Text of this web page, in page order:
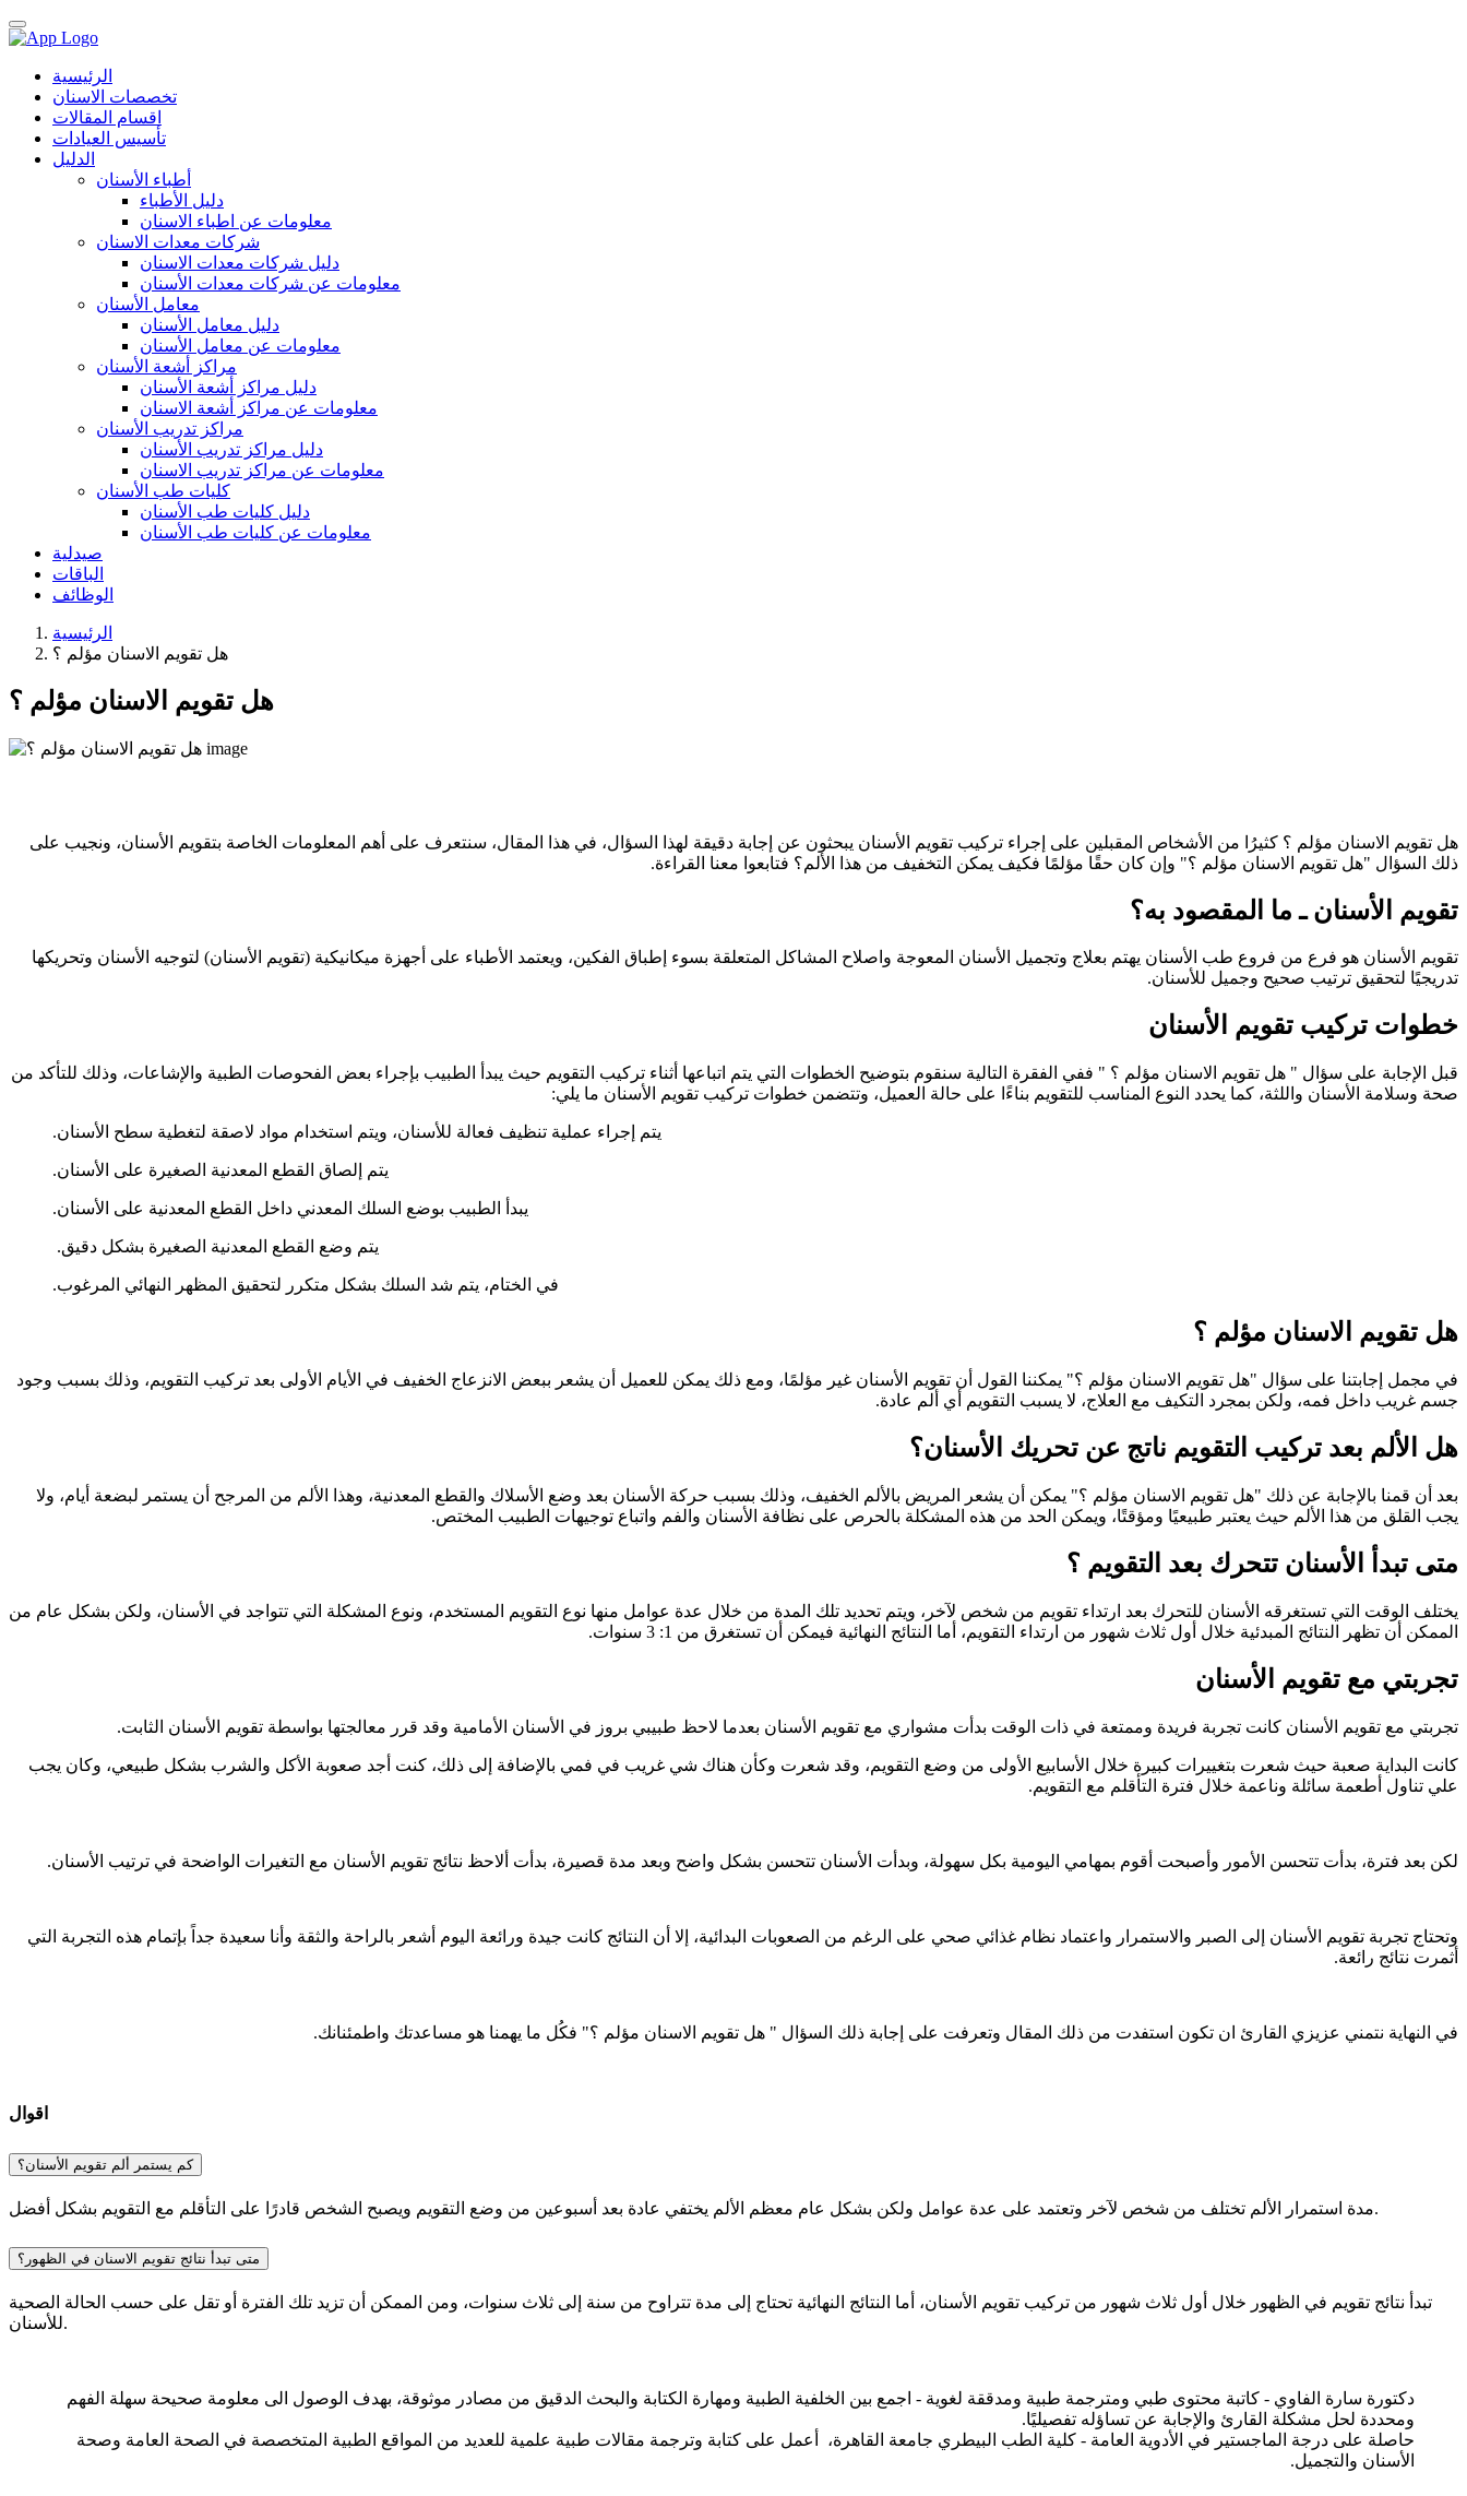
الرئيسية
تخصصات الاسنان
اقسام المقالات
تأسيس العيادات
الدليل
أطباء الأسنان
دليل الأطباء
معلومات عن اطباء الاسنان
شركات معدات الاسنان
دليل شركات معدات الاسنان
معلومات عن شركات معدات الأسنان
معامل الأسنان
دليل معامل الأسنان
معلومات عن معامل الأسنان
مراكز أشعة الأسنان
دليل مراكز أشعة الأسنان
معلومات عن مراكز أشعة الاسنان
مراكز تدريب الأسنان
دليل مراكز تدريب الأسنان
معلومات عن مراكز تدريب الاسنان
كليات طب الأسنان
دليل كليات طب الأسنان
معلومات عن كليات طب الأسنان
صيدلية
الباقات
الوظائف
الرئيسية
هل تقويم الاسنان مؤلم ؟
هل تقويم الاسنان مؤلم ؟
هل تقويم الاسنان مؤلم ؟ كثيرُا من الأشخاص المقبلين على إجراء تركيب تقويم الأسنان يبحثون عن إجابة دقيقة لهذا السؤال، في هذا المقال، سنتعرف على أهم المعلومات الخاصة بتقويم الأسنان، ونجيب على
ذلك السؤال "هل تقويم الاسنان مؤلم ؟" وإن كان حقًا مؤلمًا فكيف يمكن التخفيف من هذا الألم؟ فتابعوا معنا القراءة.
تقويم الأسنان ـ ما المقصود به؟
تقويم الأسنان هو فرع من فروع طب الأسنان يهتم بعلاج وتجميل الأسنان المعوجة واصلاح المشاكل المتعلقة بسوء إطباق الفكين، ويعتمد الأطباء على أجهزة ميكانيكية (تقويم الأسنان) لتوجيه الأسنان وتحريكها
تدريجيًا لتحقيق ترتيب صحيح وجميل للأسنان.
خطوات تركيب تقويم الأسنان
قبل الإجابة على سؤال " هل تقويم الاسنان مؤلم ؟ " ففي الفقرة التالية سنقوم بتوضيح الخطوات التي يتم اتباعها أثناء تركيب التقويم حيث يبدأ الطبيب بإجراء بعض الفحوصات الطبية والإشاعات، وذلك للتأكد من
صحة وسلامة الأسنان واللثة، كما يحدد النوع المناسب للتقويم بناءًا على حالة العميل، وتتضمن خطوات تركيب تقويم الأسنان ما يلي:
يتم إجراء عملية تنظيف فعالة للأسنان، ويتم استخدام مواد لاصقة لتغطية سطح الأسنان.
يتم إلصاق القطع المعدنية الصغيرة على الأسنان.
يبدأ الطبيب بوضع السلك المعدني داخل القطع المعدنية على الأسنان.
يتم وضع القطع المعدنية الصغيرة بشكل دقيق.
في الختام، يتم شد السلك بشكل متكرر لتحقيق المظهر النهائي المرغوب.
هل تقويم الاسنان مؤلم ؟
في مجمل إجابتنا على سؤال "هل تقويم الاسنان مؤلم ؟" يمكننا القول أن تقويم الأسنان غير مؤلمًا، ومع ذلك يمكن للعميل أن يشعر ببعض الانزعاج الخفيف في الأيام الأولى بعد تركيب التقويم، وذلك بسبب وجود
جسم غريب داخل فمه، ولكن بمجرد التكيف مع العلاج، لا يسبب التقويم أي ألم عادة.
هل الألم بعد تركيب التقويم ناتج عن تحريك الأسنان؟
بعد أن قمنا بالإجابة عن ذلك "هل تقويم الاسنان مؤلم ؟" يمكن أن يشعر المريض بالألم الخفيف، وذلك بسبب حركة الأسنان بعد وضع الأسلاك والقطع المعدنية، وهذا الألم من المرجح أن يستمر لبضعة أيام، ولا
يجب القلق من هذا الألم حيث يعتبر طبيعيًا ومؤقتًا، ويمكن الحد من هذه المشكلة بالحرص على نظافة الأسنان والفم واتباع توجيهات الطبيب المختص.
متى تبدأ الأسنان تتحرك بعد التقويم ؟
يختلف الوقت التي تستغرقه الأسنان للتحرك بعد ارتداء تقويم من شخص لآخر، ويتم تحديد تلك المدة من خلال عدة عوامل منها نوع التقويم المستخدم، ونوع المشكلة التي تتواجد في الأسنان، ولكن بشكل عام من
الممكن أن تظهر النتائج المبدئية خلال أول ثلاث شهور من ارتداء التقويم، أما النتائج النهائية فيمكن أن تستغرق من 1: 3 سنوات.
تجربتي مع تقويم الأسنان
تجربتي مع تقويم الأسنان كانت تجربة فريدة وممتعة في ذات الوقت بدأت مشواري مع تقويم الأسنان بعدما لاحظ طبيبي بروز في الأسنان الأمامية وقد قرر معالجتها بواسطة تقويم الأسنان الثابت.
كانت البداية صعبة حيث شعرت بتغييرات كبيرة خلال الأسابيع الأولى من وضع التقويم، وقد شعرت وكأن هناك شي غريب في فمي بالإضافة إلى ذلك، كنت أجد صعوبة الأكل والشرب بشكل طبيعي، وكان يجب
علي تناول أطعمة سائلة وناعمة خلال فترة التأقلم مع التقويم.
لكن بعد فترة، بدأت تتحسن الأمور وأصبحت أقوم بمهامي اليومية بكل سهولة، وبدأت الأسنان تتحسن بشكل واضح وبعد مدة قصيرة، بدأت ألاحظ نتائج تقويم الأسنان مع التغيرات الواضحة في ترتيب الأسنان.
وتحتاج تجربة تقويم الأسنان إلى الصبر والاستمرار واعتماد نظام غذائي صحي على الرغم من الصعوبات البدائية، إلا أن النتائج كانت جيدة ورائعة اليوم أشعر بالراحة والثقة وأنا سعيدة جداً بإتمام هذه التجربة التي
أثمرت نتائج رائعة.
في النهاية نتمني عزيزي القارئ ان تكون استفدت من ذلك المقال وتعرفت على إجابة ذلك السؤال " هل تقويم الاسنان مؤلم ؟" فكُل ما يهمنا هو مساعدتك واطمئنانك.
اقوال
كم يستمر ألم تقويم الأسنان؟
مدة استمرار الألم تختلف من شخص لآخر وتعتمد على عدة عوامل ولكن بشكل عام معظم الألم يختفي عادة بعد أسبوعين من وضع التقويم ويصبح الشخص قادرًا على التأقلم مع التقويم بشكل أفضل.
متى تبدأ نتائج تقويم الاسنان في الظهور؟
تبدأ نتائج تقويم في الظهور خلال أول ثلاث شهور من تركيب تقويم الأسنان، أما النتائج النهائية تحتاج إلى مدة تتراوح من سنة إلى ثلاث سنوات، ومن الممكن أن تزيد تلك الفترة أو تقل على حسب الحالة الصحية
للأسنان.
دكتورة سارة الفاوي - كاتبة محتوى طبي ومترجمة طبية ومدققة لغوية - اجمع بين الخلفية الطبية ومهارة الكتابة والبحث الدقيق من مصادر موثوقة، بهدف الوصول الى معلومة صحيحة سهلة الفهم
ومحددة لحل مشكلة القارئ والإجابة عن تساؤله تفصيليًا.
حاصلة على درجة الماجستير في الأدوية العامة - كلية الطب البيطري جامعة القاهرة، أعمل على كتابة وترجمة مقالات طبية علمية للعديد من المواقع الطبية المتخصصة في الصحة العامة وصحة
الأسنان والتجميل.